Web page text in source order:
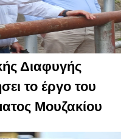
Διαφυγής
το έργο του
Μουζακίου